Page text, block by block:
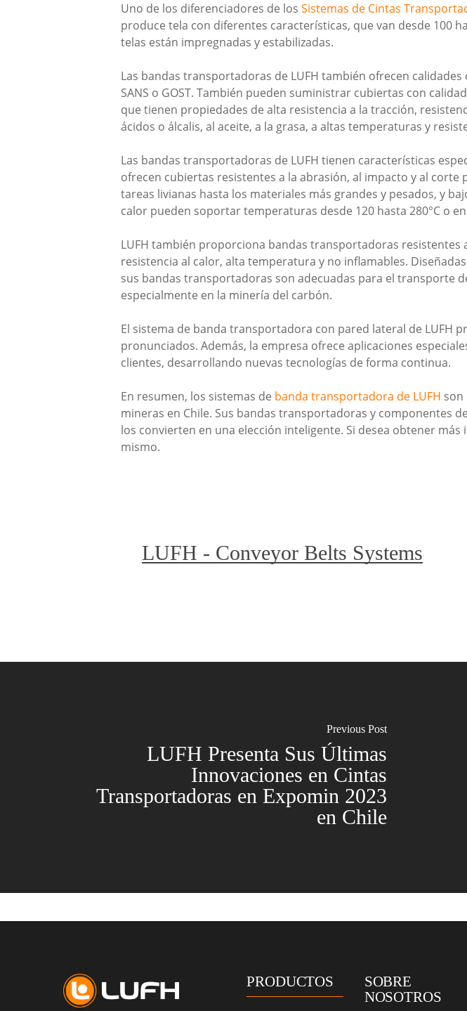
Uno de los diferenciadores de los Sistemas de Cintas
produce tela con diferentes características, que van desde 100
telas están impregnadas y estabilizadas.
Las bandas transportadoras de LUFH también ofrecen calidades
SANS o GOST. También pueden suministrar cubiertas con
que tienen propiedades de alta resistencia a la tracción,
ácidos o álcalis, al aceite, a la grasa, a altas temperaturas y
Las bandas transportadoras de LUFH tienen características
ofrecen cubiertas resistentes a la abrasión, al impacto y al
tareas livianas hasta los materiales más grandes y pesados, y
calor pueden soportar temperaturas desde 120 hasta 280°C o
LUFH también proporciona bandas transportadoras resistentes
resistencia al calor, alta temperatura y no inflamables.
sus bandas transportadoras son adecuadas para el transporte
especialmente en la minería del carbón.
El sistema de banda transportadora con pared lateral de LUFH
pronunciados. Además, la empresa ofrece aplicaciones
clientes, desarrollando nuevas tecnologías de forma continua.
En resumen, los sistemas de banda transportadora de LUFH son
mineras en Chile. Sus bandas transportadoras y componentes
los convierten en una elección inteligente. Si desea obtener
mismo.
LUFH - Conveyor Belts Systems
Previous Post
LUFH Presenta Sus Últimas
Innovaciones en Cintas
Transportadoras en Expomin 2023
en Chile
PRODUCTOS
SOBRE
NOSOTROS